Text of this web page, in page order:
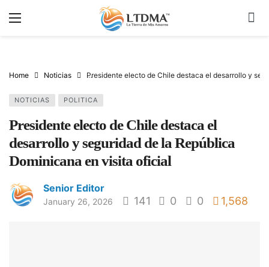
Home Noticias Presidente electo de Chile destaca el desarrollo y
NOTICIAS POLITICA
Presidente electo de Chile destaca el
desarrollo y seguridad de la República
Dominicana en visita oficial
Senior Editor
January 26, 2026 141 0 0 1,568